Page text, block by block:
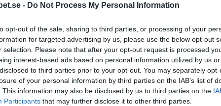
- Do Not Process My Personal Information
opt-out of the sale, sharing to third parties, or processing of your
for targeted advertising by us, please use the below opt-out
selection. Please note that after your opt-out request is processed
interest-based ads based on personal information utilized by us
to third parties prior to your opt-out. You may separately
of your personal information by third parties on the IAB’s list of
This information may also be disclosed by us to third parties on the
Participants that may further disclose it to other third parties.
Nästa sida »
2020-12-10 19:52
då i alla fall?
Kom ihåg mig
Glömt ditt lösenord?
Få ny aktiveringslänk
Betapet är gratis!